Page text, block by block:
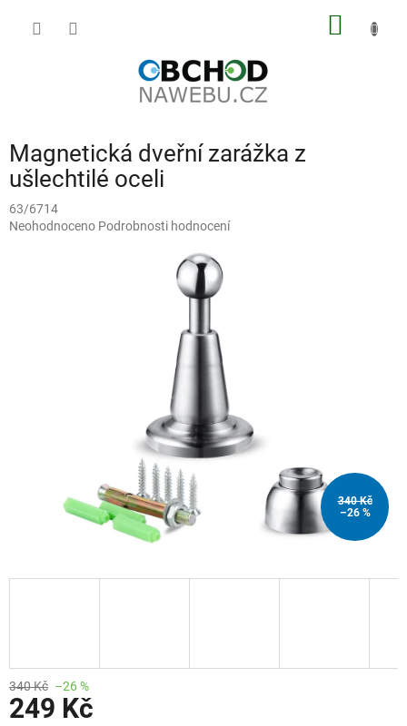
Magnetická dveřní zarážka z
ušlechtilé oceli
63/6714
Průměrné
Neohodnoceno Podrobnosti hodnocení
340 Kč
–26 %
340 Kč –26 %
249 Kč